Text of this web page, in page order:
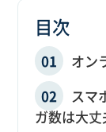
目次
オン
スマ
ガ数は大丈